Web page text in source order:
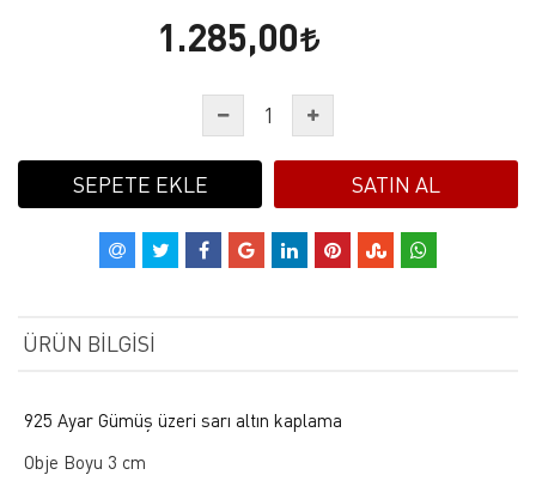
1.285,00
SEPETE EKLE SATIN AL
ÜRÜN BILGISI
925 Ayar Gümüş üzeri sarı altın kaplama
Obje Boyu 3 cm